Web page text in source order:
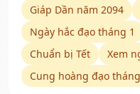
Giáp Dần năm 2094
Ngày hắc đạo tháng 1
Chuẩn bị Tết
Xem
Cung hoàng đạo